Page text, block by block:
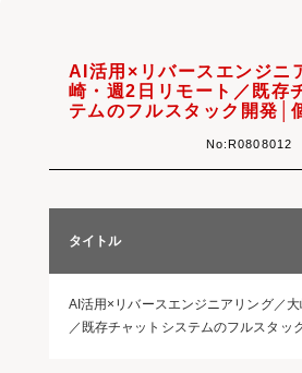
AI活用×リバースエンジニ
崎・週2日リモート／既存
テムのフルスタック開発│
No:R0808012
タイトル
AI活用×リバースエンジニアリング／
／既存チャットシステムのフルスタッ